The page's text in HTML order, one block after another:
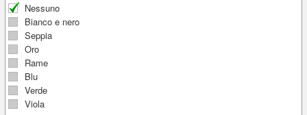
Nessuno
Bianco e nero
Seppia
Oro
Rame
Blu
Verde
Viola